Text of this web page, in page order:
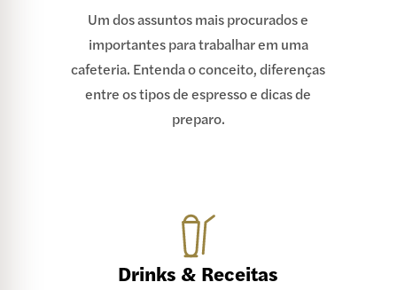
Um dos assuntos mais procurados e
importantes para trabalhar em uma
cafeteria. Entenda o conceito, diferenças
entre os tipos de espresso e dicas de
preparo.
Drinks & Receitas